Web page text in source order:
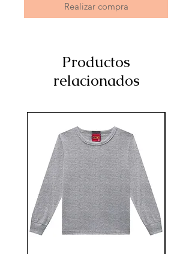
Realizar compra
Productos
relacionados